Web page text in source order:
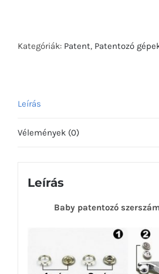
szerszám
Kategóriák: Patent, Patentozó
Leírás
Vélemények (0)
Leírás
Baby patentozó